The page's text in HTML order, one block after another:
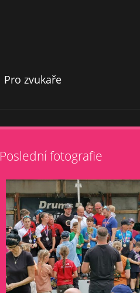
Pro zvukaře
Poslední fotografie